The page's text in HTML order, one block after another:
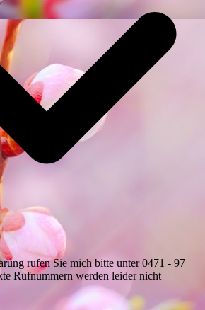
rufen Sie mich bitte unter 0471 - 97
Rufnummern werden leider nicht